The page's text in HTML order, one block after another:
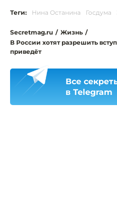
Теги: Нина Останина Госдума
Secretmag.ru / Жизнь /
В России хотят разрешить
приведёт
Все
в Telegram